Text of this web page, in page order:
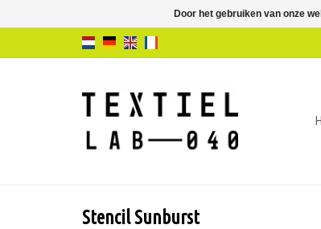
Stencil Sunburst
Door het gebruiken van onze